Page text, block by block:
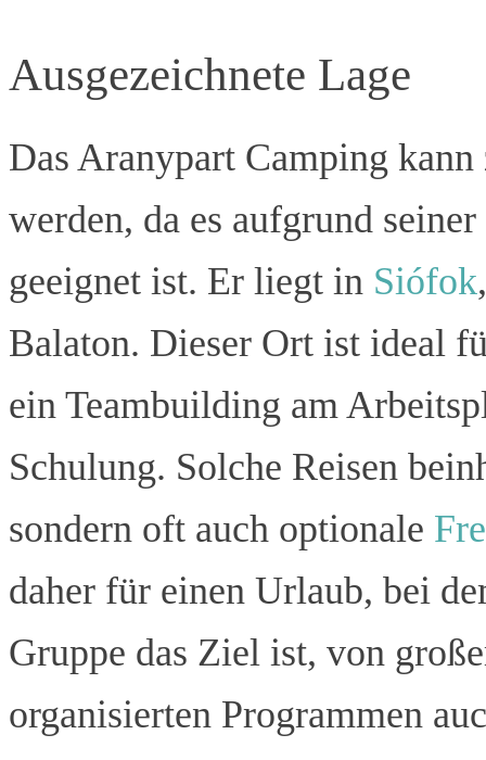
Ausgezeichnete Lage
Das Aranypart Camping
werden, da es aufgrund
geeignet ist. Er liegt in Siófok
Balaton. Dieser Ort ist ideal
ein Teambuilding am
Schulung. Solche Reisen
sondern oft auch optionale
daher für einen Urlaub, bei
Gruppe das Ziel ist, von
organisierten Programmen